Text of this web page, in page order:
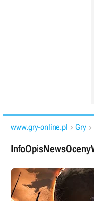
www.gry-online.pl  Gry 
InfoOpisNewsOceny